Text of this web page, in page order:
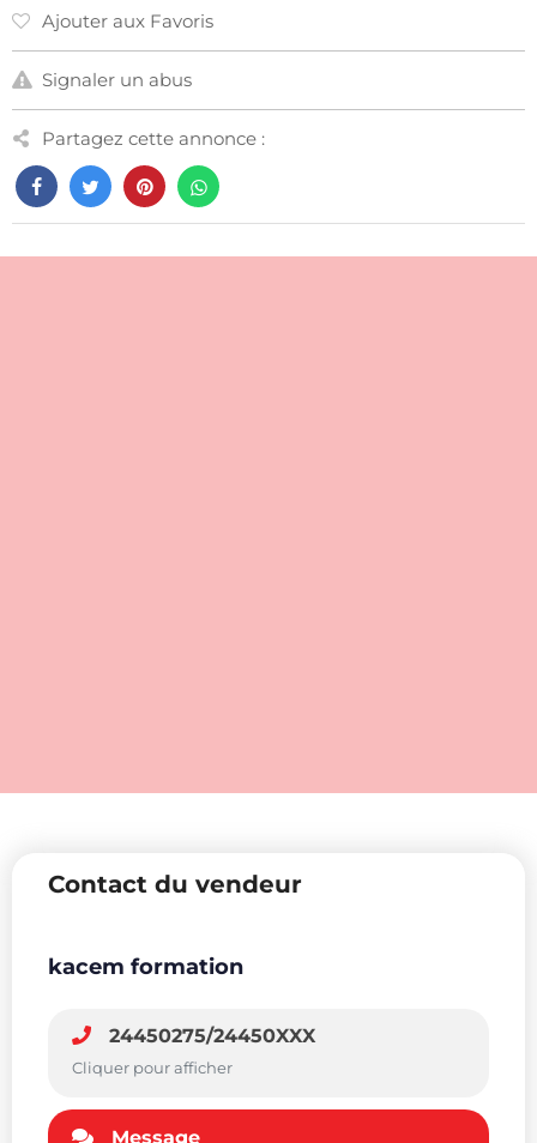
Ajouter aux Favoris
Signaler un abus
Partagez cette annonce :
Contact du vendeur
kacem formation
24450275/24450XXX
Cliquer pour afficher
Message